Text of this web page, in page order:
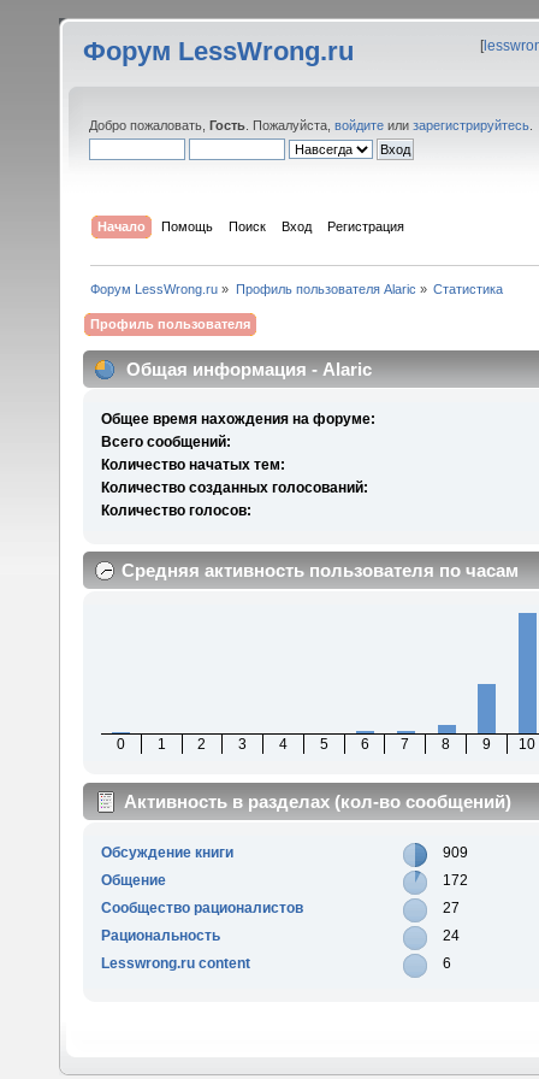
Форум LessWrong.ru [
Добро пожаловать, Гость . Пожалуйста, войдите или зарегистрируйтесь
Начало Помощь Поиск Вход Регистрация
Форум LessWrong.ru » Профиль пользователя Alaric » Статистика
Профиль пользователя
Общая информация - Alaric
Общее время нахождения на форуме:
Всего сообщений:
Количество начатых тем:
Количество созданных голосований:
Количество голосов:
Средняя активность пользователя по часам
0 1 2 3 4 5 6 7 8 9 10
Активность в разделах (кол-во сообщений)
Обсуждение книги
909
Общение
172
Сообщество рационалистов
27
Рациональность
24
Lesswrong.ru content
6